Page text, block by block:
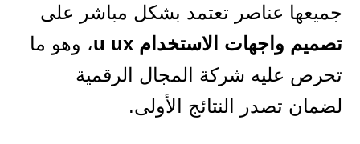
جميعها عناصر تعتمد بشكل مباشر على
تصميم واجهات الاستخدام u ux
، وهو ما
تحرص عليه شركة المجال الرقمية
لضمان تصدر النتائج الأولى.